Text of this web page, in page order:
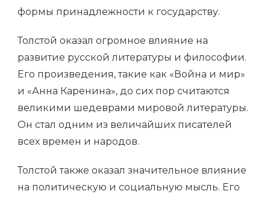
формы принадлежности к государству.
Толстой оказал огромное влияние на
развитие русской литературы и философии.
Его произведения, такие как «Война и мир»
и «Анна Каренина», до сих пор считаются
великими шедеврами мировой литературы.
Он стал одним из величайших писателей
всех времен и народов.
Толстой также оказал значительное влияние
на политическую и социальную мысль. Его